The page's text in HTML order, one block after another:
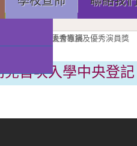
105 周年慶祝大會直播
作獎、小學優秀導演及優秀演員獎
秀演員獎
兒首次入學中央登記